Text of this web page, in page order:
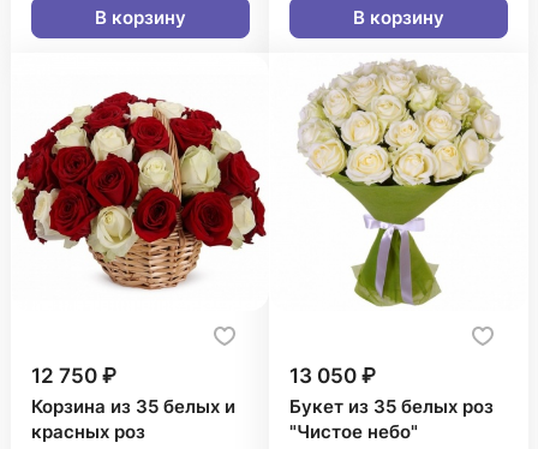
В корзину В корзину
12 750 ₽
Корзина из 35 белых и
красных роз
13 050 ₽
Букет из 35 белых роз
"Чистое небо"